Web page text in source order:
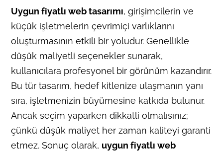
Uygun fiyatlı web tasarımı, girişimcilerin ve
küçük işletmelerin çevrimiçi varlıklarını
oluşturmasının etkili bir yoludur. Genellikle
düşük maliyetli seçenekler sunarak,
kullanıcılara profesyonel bir görünüm kazandırır.
Bu tür tasarım, hedef kitlenize ulaşmanın yanı
sıra, işletmenizin büyümesine katkıda bulunur.
Ancak seçim yaparken dikkatli olmalısınız;
çünkü düşük maliyet her zaman kaliteyi garanti
etmez. Sonuç olarak, uygun fiyatlı web